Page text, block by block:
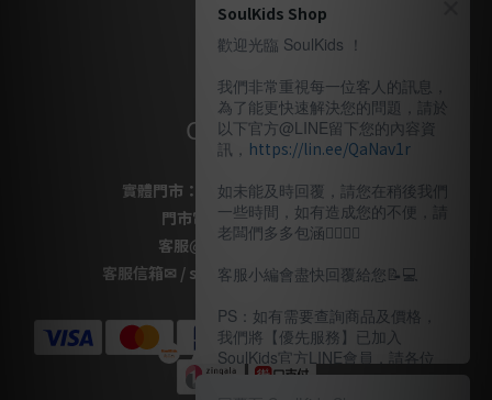
購物代購
售後服務
Contact Us
實體門市：
桃園市桃園區復興路69號
門市電話：03-337-1777
客服@LINE：＠soulkids
客服信箱✉ / shopsoulkids@gmail.com
SoulKids Shop
歡迎光臨 SoulKids ！
我們非常重視每一位客人的訊息，
為了能更快速解決您的問題，請於
以下官方@LINE留下您的內容資
訊， https://lin.ee/QaNav1r
如未能及時回覆，請您在稍後我們
一些時間，如有造成您的不便，請
老闆們多多包涵🙇🏽‍🙇‍♀️
客服小編會盡快回覆給您📝💻️
PS：如有需要查詢商品及價格，
我們將【優先服務】已加入
SoulKids官方LINE會員，請各位
老闆多多諒解。